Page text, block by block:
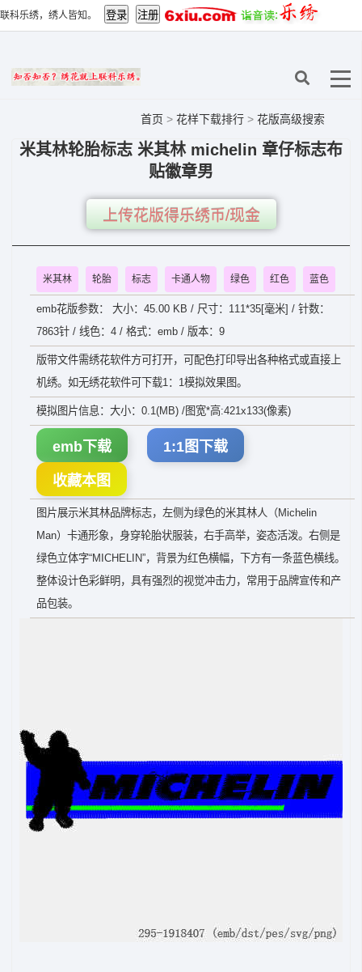
联科乐绣，绣人皆知。
首页 > 花样下载排行 > 花版高级搜索
米其林轮胎标志 米其林 michelin 章仔标志布
贴徽章男
上传花版得乐绣币/现金
米其林 轮胎 标志 卡通人物 绿色 红色 蓝色
emb花版参数： 大小：45.00 KB / 尺寸：111*35[毫米] / 针数：
7863针 / 线色：4 / 格式：emb / 版本：9
版带文件需绣花软件方可打开，可配色打印导出各种格式或直接上
机绣。如无绣花软件可下载1：1模拟效果图。
模拟图片信息：大小：0.1(MB) /图宽*高:421x133(像素)
emb下载 1:1图下载
收藏本图
图片展示米其林品牌标志，左侧为绿色的米其林人（Michelin
Man）卡通形象，身穿轮胎状服装，右手高举，姿态活泼。右侧是
绿色立体字“MICHELIN”，背景为红色横幅，下方有一条蓝色横线。
整体设计色彩鲜明，具有强烈的视觉冲击力，常用于品牌宣传和产
品包装。